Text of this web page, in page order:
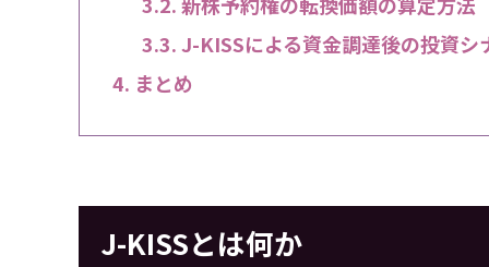
J-KISSによる資金調達後の投資シ
まとめ
J-KISSとは何か